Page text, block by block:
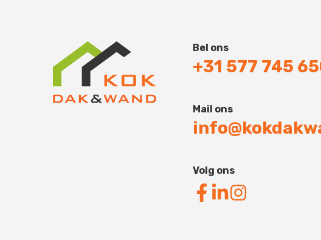
Bel ons
+31 577 745
Mail ons
Volg ons